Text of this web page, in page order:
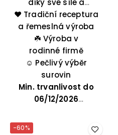
intenzitě chuti
ideálním doplňkem k
červeným masům.
❤️ Tradiční receptura
a řemeslná výroba
☘️ Výroba v
rodinné firmě
☺️ Pečlivý výběr
surovin
Min. trvanlivost do
06/12/2026
-60%